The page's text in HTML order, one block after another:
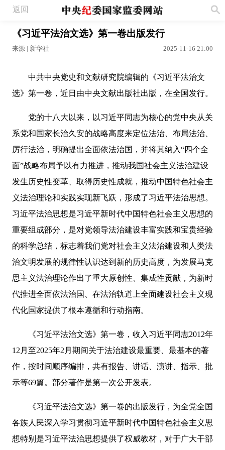
返回
《习近平法治文选》第一卷出版发行
来源 | 新华社 2025-11-16 21:00
中共中央党史和文献研究院编辑的《习近平法治文
选》第一卷，近日由中央文献出版社出版，在全国发行。
党的十八大以来，以习近平同志为核心的党中央从关
系党和国家长治久安的战略高度来定位法治、布局法治、
厉行法治，明确提出全面依法治国，并将其纳入“四个全
面”战略布局予以有力推进，推动我国社会主义法治建设
发生历史性变革、取得历史性成就，推动中国特色社会主
义法治理论和实践实现新飞跃，形成了习近平法治思想。
习近平法治思想是习近平新时代中国特色社会主义思想的
重要组成部分，是对党领导法治建设丰富实践和宝贵经验
的科学总结，标志着我们党对社会主义法治建设和人类法
治文明发展的规律性认识达到新的历史高度，为发展马克
思主义法治理论作出了重大原创性、集成性贡献，为新时
代推进全面依法治国、在法治轨道上全面建设社会主义现
代化国家提供了根本遵循和行动指南。
《习近平法治文选》第一卷，收入习近平同志2012年
12月至2025年2月期间关于法治建设最重要、最基本的著
作，按时间顺序编排，共有报告、讲话、演讲、指示、批
示等69篇。部分著作是第一次公开发表。
《习近平法治文选》第一卷的出版发行，为全党全国
各族人民深入学习贯彻习近平新时代中国特色社会主义思
想特别是习近平法治思想提供了权威教材，对于广大干部